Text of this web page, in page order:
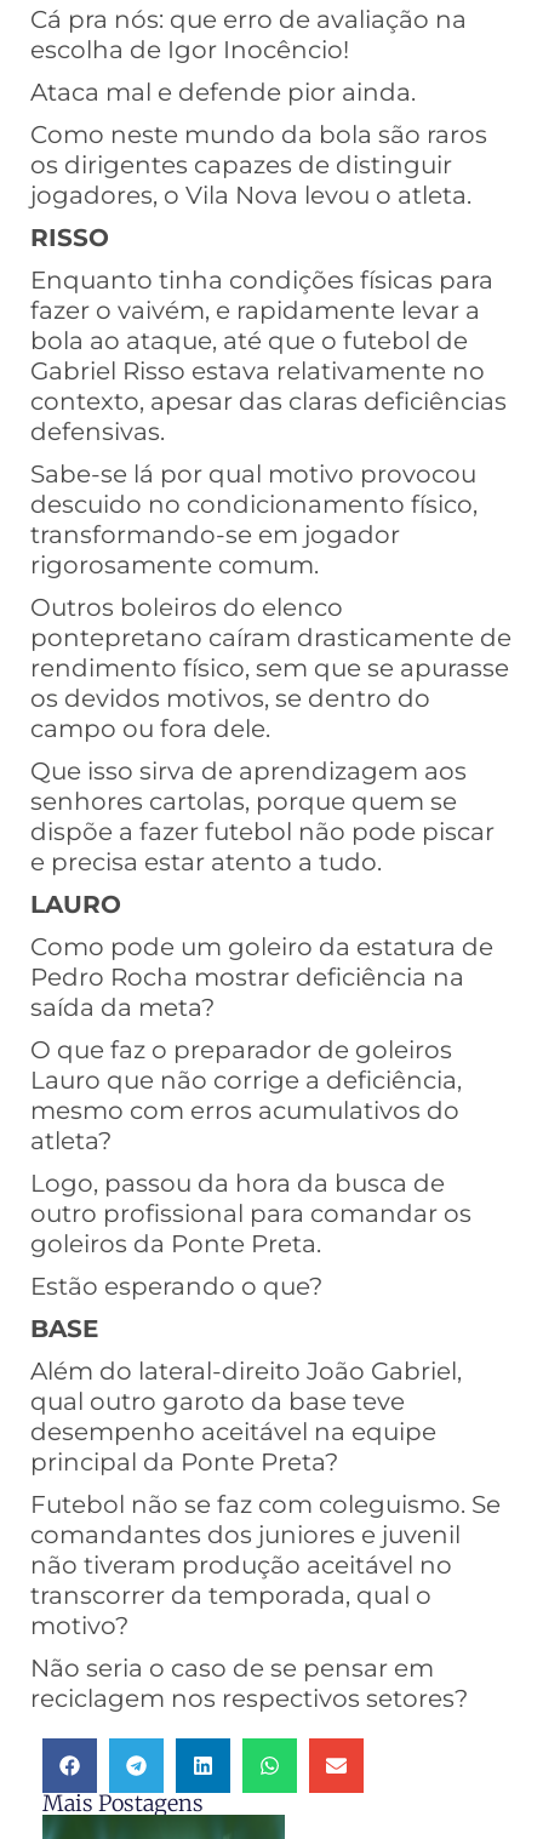
Cá pra nós: que erro de avaliação na
escolha de Igor Inocêncio!
Ataca mal e defende pior ainda.
Como neste mundo da bola são raros
os dirigentes capazes de distinguir
jogadores, o Vila Nova levou o atleta.
RISSO
Enquanto tinha condições físicas para
fazer o vaivém, e rapidamente levar a
bola ao ataque, até que o futebol de
Gabriel Risso estava relativamente no
contexto, apesar das claras deficiências
defensivas.
Sabe-se lá por qual motivo provocou
descuido no condicionamento físico,
transformando-se em jogador
rigorosamente comum.
Outros boleiros do elenco
pontepretano caíram drasticamente de
rendimento físico, sem que se apurasse
os devidos motivos, se dentro do
campo ou fora dele.
Que isso sirva de aprendizagem aos
senhores cartolas, porque quem se
dispõe a fazer futebol não pode piscar
e precisa estar atento a tudo.
LAURO
Como pode um goleiro da estatura de
Pedro Rocha mostrar deficiência na
saída da meta?
O que faz o preparador de goleiros
Lauro que não corrige a deficiência,
mesmo com erros acumulativos do
atleta?
Logo, passou da hora da busca de
outro profissional para comandar os
goleiros da Ponte Preta.
Estão esperando o que?
BASE
Além do lateral-direito João Gabriel,
qual outro garoto da base teve
desempenho aceitável na equipe
principal da Ponte Preta?
Futebol não se faz com coleguismo. Se
comandantes dos juniores e juvenil
não tiveram produção aceitável no
transcorrer da temporada, qual o
motivo?
Não seria o caso de se pensar em
reciclagem nos respectivos setores?
Mais Postagens